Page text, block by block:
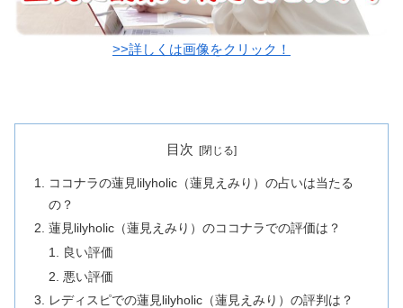
>>詳しくは画像をクリック！
目次
ココナラの蓮見lilyholic（蓮見えみり）の占いは当たる
の？
蓮見lilyholic（蓮見えみり）のココナラでの評価は？
良い評価
悪い評価
レディスピでの蓮見lilyholic（蓮見えみり）の評判は？